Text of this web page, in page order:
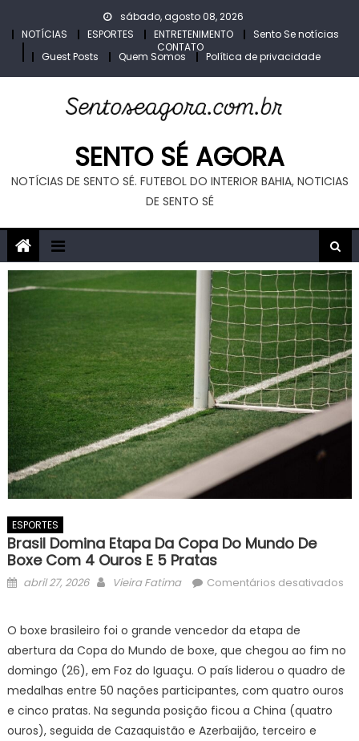
content
sábado, agosto 08, 2026
NOTÍCIAS
ESPORTES ENTRETENIMENTO
Sento Se notícias
CONTATO
Guest Posts Quem Somos Política de privacidade
SENTO SÉ AGORA
NOTÍCIAS DE SENTO SÉ. FUTEBOL DO INTERIOR BAHIA, NOTICIAS
DE SENTO SÉ
ESPORTES
Brasil Domina Etapa Da Copa Do Mundo De
Boxe Com 4 Ouros E 5 Pratas
Posted
abril 27, 2026 Author
Vieira Fatima Comentários desativados
da
do
O boxe brasileiro foi o grande vencedor da etapa de
abertura da Copa do Mundo de boxe, que chegou ao fim no
domingo (26), em Foz do Iguaçu. O país liderou o quadro de
medalhas entre 50 nações participantes, com quatro ouros
e cinco pratas. Na segunda posição ficou a China (quatro
ouros), seguida de Cazaquistão e Azerbaijão, terceiro e